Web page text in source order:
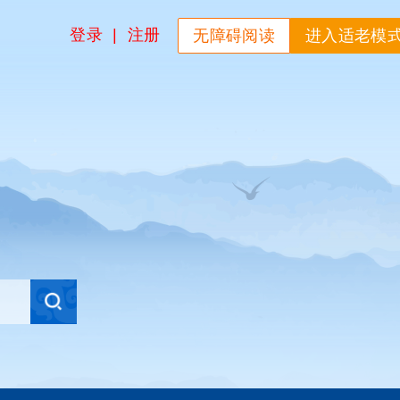
进入适老模
无障碍阅读
注册
登录